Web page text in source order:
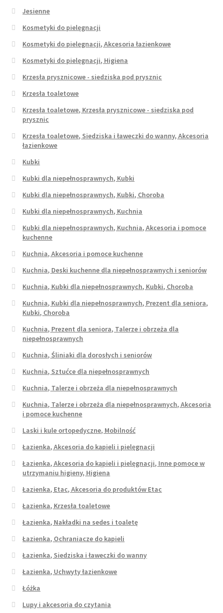
Jesienne
Kosmetyki do pielęgnacji
Kosmetyki do pielęgnacji, Akcesoria łazienkowe
Kosmetyki do pielęgnacji, Higiena
Krzesła prysznicowe - siedziska pod prysznic
Krzesła toaletowe
Krzesła toaletowe, Krzesła prysznicowe - siedziska pod
prysznic
Krzesła toaletowe, Siedziska i ławeczki do wanny, Akcesoria
łazienkowe
Kubki
Kubki dla niepełnosprawnych, Kubki
Kubki dla niepełnosprawnych, Kubki, Choroba
Kubki dla niepełnosprawnych, Kuchnia
Kubki dla niepełnosprawnych, Kuchnia, Akcesoria i pomoce
kuchenne
Kuchnia, Akcesoria i pomoce kuchenne
Kuchnia, Deski kuchenne dla niepełnosprawnych i seniorów
Kuchnia, Kubki dla niepełnosprawnych, Kubki, Choroba
Kuchnia, Kubki dla niepełnosprawnych, Prezent dla seniora,
Kubki, Choroba
Kuchnia, Prezent dla seniora, Talerze i obrzeża dla
niepełnosprawnych
Kuchnia, Śliniaki dla dorosłych i seniorów
Kuchnia, Sztućce dla niepełnosprawnych
Kuchnia, Talerze i obrzeża dla niepełnosprawnych
Kuchnia, Talerze i obrzeża dla niepełnosprawnych, Akcesoria
i pomoce kuchenne
Laski i kule ortopedyczne, Mobilność
Łazienka, Akcesoria do kąpieli i pielęgnacji
Łazienka, Akcesoria do kąpieli i pielęgnacji, Inne pomoce w
utrzymaniu higieny, Higiena
Łazienka, Etac, Akcesoria do produktów Etac
Łazienka, Krzesła toaletowe
Łazienka, Nakładki na sedes i toaletę
Łazienka, Ochraniacze do kąpieli
Łazienka, Siedziska i ławeczki do wanny
Łazienka, Uchwyty łazienkowe
Łóżka
Lupy i akcesoria do czytania